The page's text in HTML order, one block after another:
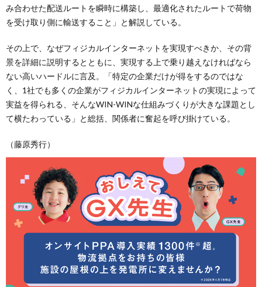
み合わせた配送ルートを瞬時に構築し、最適化されたルートで荷物
を受け取り側に輸送すること」と解説している。
その上で、なぜフィジカルインターネットを実現すべきか、その背
景を詳細に説明するとともに、実現する上で乗り越えなければなら
ない高いハードルに言及。「特定の企業だけが得をするのではな
く、1社でも多くの企業がフィジカルインターネットの実現によって
実益を得られる、そんなWIN-WINな仕組みづくりが大きな課題とし
て横たわっている」と総括、関係者に奮起を呼び掛けている。
（藤原秀行）